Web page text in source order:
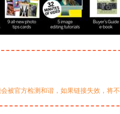
被官方检测和谐，如果链接失效，将